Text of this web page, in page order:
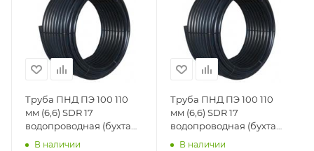
Труба ПНД ПЭ 100 110
мм (6,6) SDR 17
водопроводная (бухта
50 м)
В наличии
Труба ПНД ПЭ 100 110
мм (6,6) SDR 17
водопроводная (бухта
100 м)
В наличии